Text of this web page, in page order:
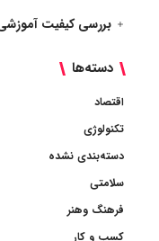
بررسی کیفیت
دسته‌ها
اقتصاد
تکنولوژی
دسته‌بندی نشده
سلامتی
فرهنگ وهنر
کسب و کار